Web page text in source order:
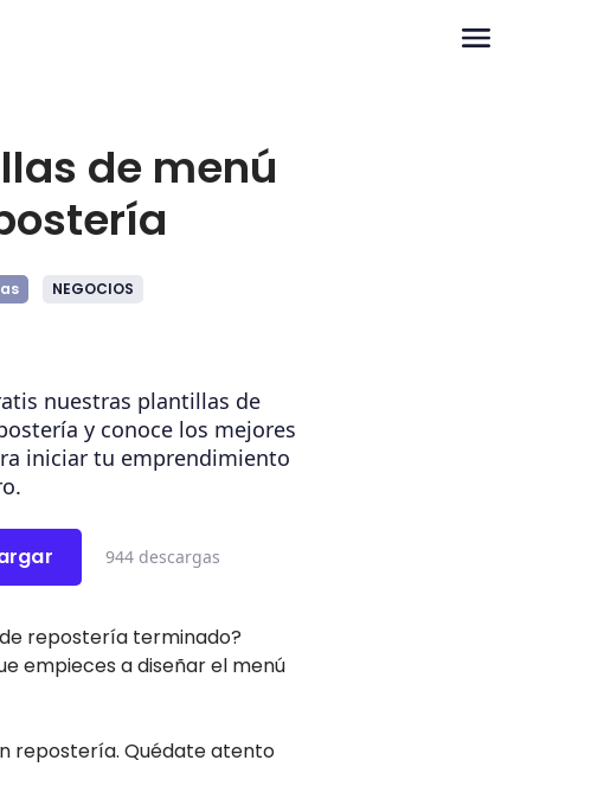
de menú
NEGOCIOS
nuestras plantillas de
y conoce los mejores
iniciar tu emprendimiento
944 descargas
repostería terminado?
empieces a diseñar el menú
repostería. Quédate atento